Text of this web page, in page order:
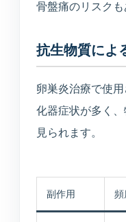
骨盤痛のリスクも
抗生物質によ
卵巣炎治療で使
化器症状が多く
見られます。
副作用 頻
MARUOKA AI